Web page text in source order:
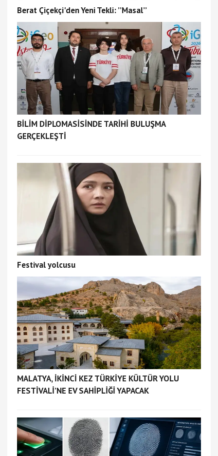
Berat Çiçekçi'den Yeni Tekli: ’’Masal’’
BİLİM DİPLOMASİSİNDE TARİHİ BULUŞMA
GERÇEKLEŞTİ
Festival yolcusu
MALATYA, İKİNCİ KEZ TÜRKİYE KÜLTÜR YOLU
FESTİVALİ’NE EV SAHİPLİĞİ YAPACAK